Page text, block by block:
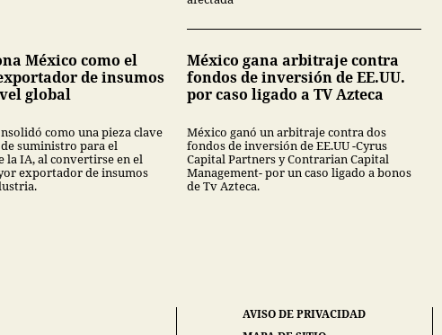
México como el
de insumos
global
como una pieza clave
suministro para el
la IA, al convertirse en el
exportador de insumos
México gana arbitraje contra
fondos de inversión de EE.UU.
por caso ligado a TV Azteca
México ganó un arbitraje contra dos
fondos de inversión de EE.UU -Cyrus
Capital Partners y Contrarian Capital
Management- por un caso ligado a bonos
de Tv Azteca.
AVISO DE PRIVACIDAD